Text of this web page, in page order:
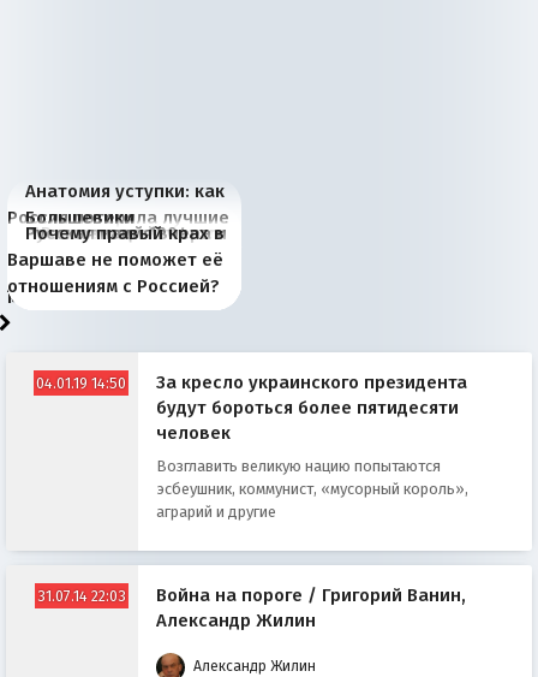
Анатомия уступки: как
Россия потеряла лучшие
рыбопромысловые
районы Баренцева
моря
Большевики
отличаются от «Яблока»
тем, что они -
победители
Киевская марионетка
Запада рассказала о
«переобувании» хозяев
В России назрели
перемены: 15 шагов к
суверенной экономике
Миграционный пожар
Европы
Россия начинает
сбрасывать балласт
Анкориджа
Россия зимой 1904
года: первые уступки во
внутренней политике
Русская нация вчера и
сегодня
Почему правый крах в
Варшаве не поможет её
отношениям с Россией?
04.01.19 14:50
За кресло украинского президента
будут бороться более пятидесяти
человек
Возглавить великую нацию попытаются
эсбеушник, коммунист, «мусорный король»,
аграрий и другие
31.07.14 22:03
Война на пороге / Григорий Ванин,
Александр Жилин
Александр Жилин